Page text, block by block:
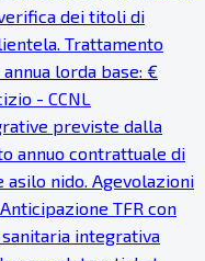
dei titoli di
Trattamento
lorda base: €
- CCNL
previste dalla
annuo contrattuale di
asilo nido. Agevolazioni
TFR con
integrativa